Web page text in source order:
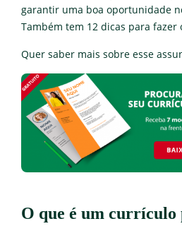
garantir uma boa oportunidade
Também tem 12 dicas para fazer
Quer saber mais sobre esse
O que é um currículo